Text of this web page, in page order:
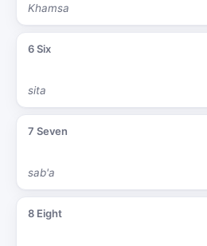
Khamsa
6 Six
sita
7 Seven
sab'a
8 Eight